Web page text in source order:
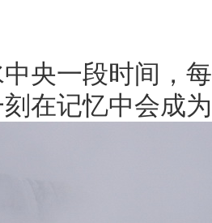
央一段时间，
在记忆中会成